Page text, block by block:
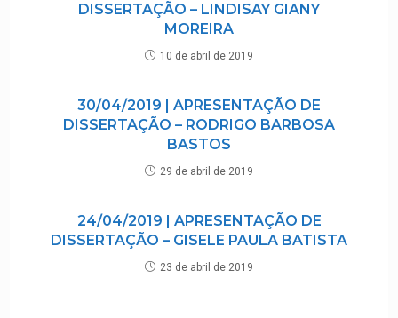
DISSERTAÇÃO – LINDISAY GIANY
MOREIRA
10 de abril de 2019
30/04/2019 | APRESENTAÇÃO DE
DISSERTAÇÃO – RODRIGO BARBOSA
BASTOS
29 de abril de 2019
24/04/2019 | APRESENTAÇÃO DE
DISSERTAÇÃO – GISELE PAULA BATISTA
23 de abril de 2019